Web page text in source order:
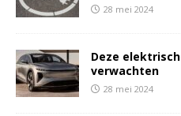
28 mei 2024
Deze
verwachten
28 mei 2024